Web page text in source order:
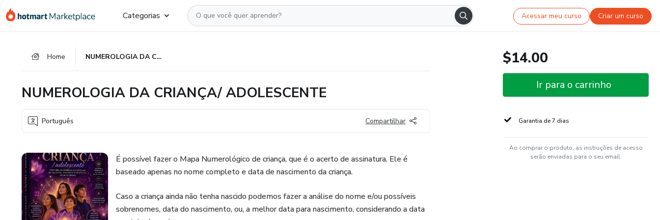
para
para
para
Categorias Acessar meu curso Criar um curso
Home NUMEROLOGIA DA CRIANÇA/ ADOLESCENTE
NUMEROLOGIA DA CRIANÇA/ ADOLESCENTE
Português Compartilhar
É possível fazer o Mapa Numerológico de criança, que é o acerto de assinatura. Ele é
baseado apenas no nome completo e data de nascimento da criança.
Caso a criança ainda não tenha nascido podemos fazer a análise do nome e/ou possíveis
sobrenomes, data do nascimento, ou, a melhor data para nascimento, considerando a data
$14.00
Ir para o carrinho
Garantia de 7 dias
Ao comprar o produto, as instruções de acesso
serão enviadas para o seu email.